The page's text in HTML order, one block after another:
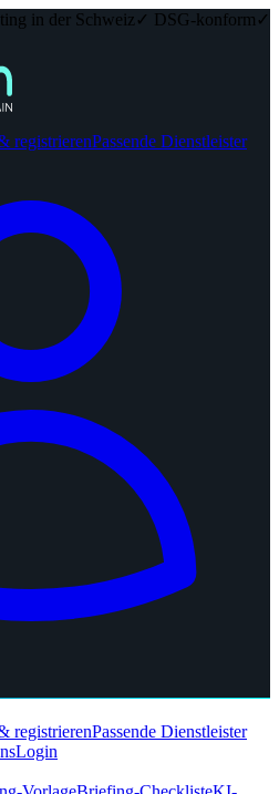
in der Schweiz ✓ DSG-konform ✓
registrierenPassende Dienstleister
registrierenPassende Dienstleister
Login